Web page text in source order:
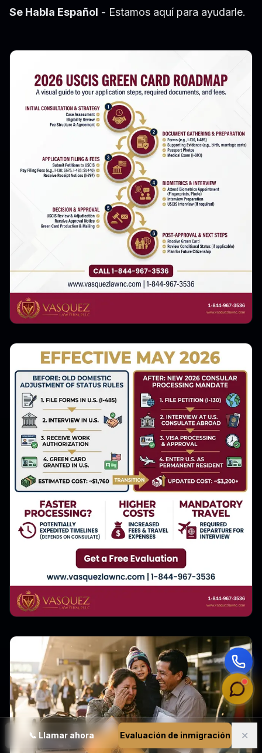
📞 Llamar ahora Evaluación de inmigración ✕
Se Habla Español - Estamos aquí para ayudarle.